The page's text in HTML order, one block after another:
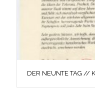
DER NEUNTE TAG //